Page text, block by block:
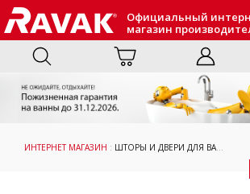
Официальный
магазин
ИНТЕРНЕТ МАГАЗИН : ШТОРЫ И ДВЕРИ ДЛЯ ВАНН